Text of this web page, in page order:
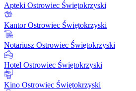
Apteki Ostrowiec Świętokrzyski
Kantor Ostrowiec Świętokrzyski
Notariusz Ostrowiec Świętokrzyski
Hotel Ostrowiec Świętokrzyski
Kino Ostrowiec Świętokrzyski